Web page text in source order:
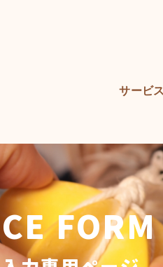
サービ
FORM